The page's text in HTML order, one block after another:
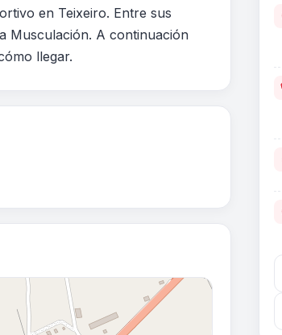
en Teixeiro. Entre sus
Musculación. A continuación
llegar.